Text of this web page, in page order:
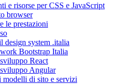
e risorse per CSS e JavaScript
browser
le prestazioni
design system .italia
Bootstrap Italia
React
Angular
di sito e servizi